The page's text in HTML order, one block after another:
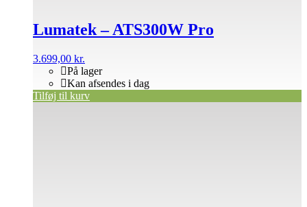
Lumatek – ATS300W Pro
3.699,00 kr.
På lager
Kan afsendes i dag
Tilføj til kurv